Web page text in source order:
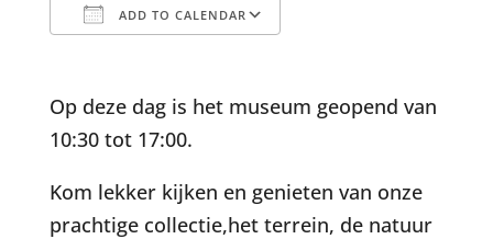
ADD TO CALENDAR
Op deze dag is het museum geopend van
10:30 tot 17:00.
Kom lekker kijken en genieten van onze
prachtige collectie,het terrein, de natuur